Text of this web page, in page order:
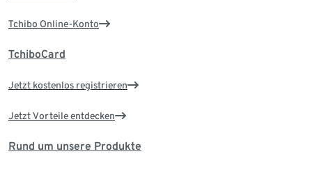
Tchibo Online-Konto
TchiboCard
Jetzt kostenlos registrieren
Jetzt Vorteile entdecken
Rund um unsere Produkte